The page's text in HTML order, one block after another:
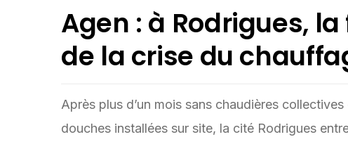
Agen : à Rodrigues,
de la crise du
Après plus d’un mois sans chaudières
douches installées sur site, la cité Rodrigues